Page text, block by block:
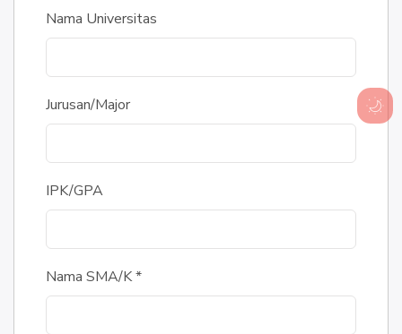
Nama Universitas
Jurusan/Major
IPK/GPA
Nama SMA/K*